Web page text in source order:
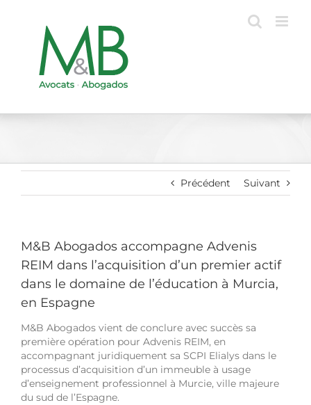
Précédent Suivant
M&B Abogados accompagne Advenis
REIM dans l’acquisition d’un premier actif
dans le domaine de l’éducation à Murcia,
en Espagne
M&B Abogados vient de conclure avec succès sa
première opération pour Advenis REIM, en
accompagnant juridiquement sa SCPI Elialys dans le
processus d’acquisition d’un immeuble à usage
d’enseignement professionnel à Murcie, ville majeure
du sud de l’Espagne.